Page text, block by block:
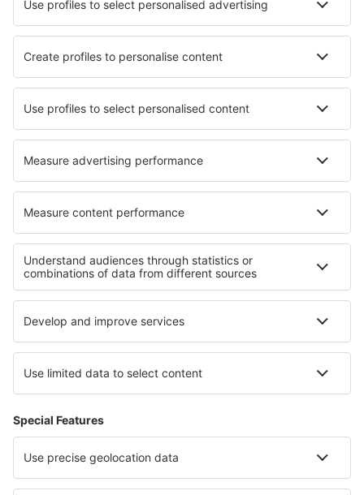
I migliori hotel - città
Hotel in Beuvry Hotel in Limestone Hotel in Heywood
Hotel in San Sostene Hotel in Kilsyth Hotel in Grafton
Hotel in Fátima
I migliori hotel - zone
Hotel a Fuerteventura Hotel in Costa Tropical
Hotel sulla Costa da Morte Hotel a Formentera
Hotel a La Palma Hotel in Białowieża National Park
Hotel a Parco nazionale dei Saguaro Hotel in Cochabamba
Hotel a Telluride Hotel a Saint Thomas